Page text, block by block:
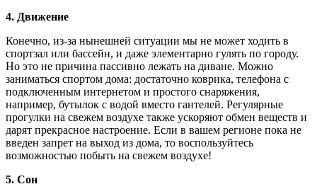
4. Движение
Конечно, из-за нынешней ситуации мы не может ходить в
спортзал или бассейн, и даже элементарно гулять по городу.
Но это не причина пассивно лежать на диване. Можно
заниматься спортом дома: достаточно коврика, телефона с
подключенным интернетом и простого снаряжения,
например, бутылок с водой вместо гантелей. Регулярные
прогулки на свежем воздухе также ускоряют обмен веществ и
дарят прекрасное настроение. Если в вашем регионе пока не
введен запрет на выход из дома, то воспользуйтесь
возможностью побыть на свежем воздухе!
5. Сон